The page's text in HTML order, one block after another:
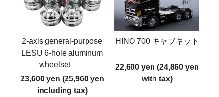
2-axis general-purpose
LESU 6-hole aluminum
wheelset
23,600 yen (25,960 yen
including tax)
HINO 700 キャブキット
22,600 yen (24,860 yen
with tax)